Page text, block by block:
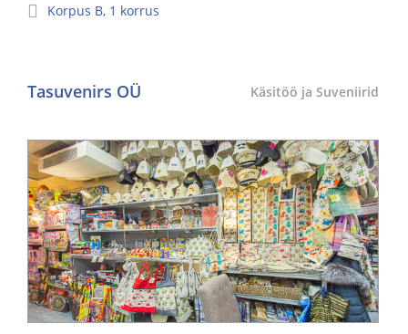
Korpus B, 1 korrus
Tasuvenirs OÜ Käsitöö ja Suveniirid